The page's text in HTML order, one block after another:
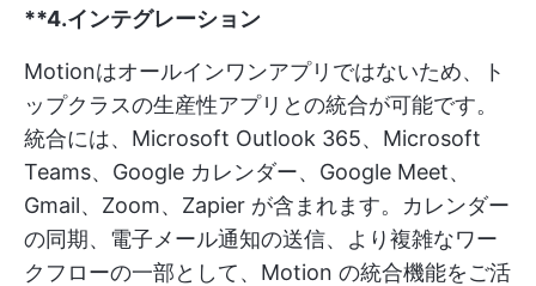
**4.インテグレーション
Motionはオールインワンアプリではないため、ト
ップクラスの生産性アプリとの統合が可能です。
統合には、Microsoft Outlook 365、Microsoft
Teams、Google カレンダー、Google Meet、
Gmail、Zoom、Zapier が含まれます。カレンダー
の同期、電子メール通知の送信、より複雑なワー
クフローの一部として、Motion の統合機能をご活